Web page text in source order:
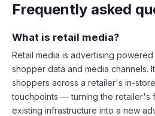
Frequently asked
What is retail media?
Retail media is advertising
shopper data and media channels.
shoppers across a retailer's in-
touchpoints — turning the retailer's
existing infrastructure into a new